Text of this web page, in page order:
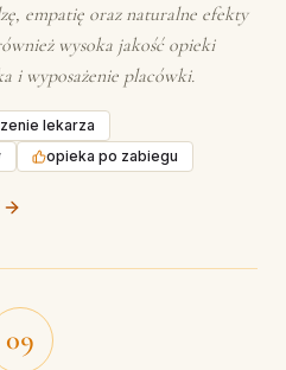
empatię oraz naturalne efekty
wysoka jakość opieki
i wyposażenie placówki.
lekarza
opieka po zabiegu
09